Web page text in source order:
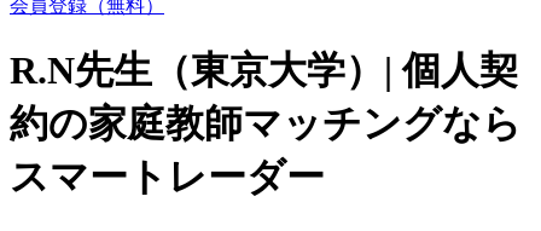
会員登録（無料）
R.N先生（東京大学）| 個人契
約の家庭教師マッチングなら
スマートレーダー